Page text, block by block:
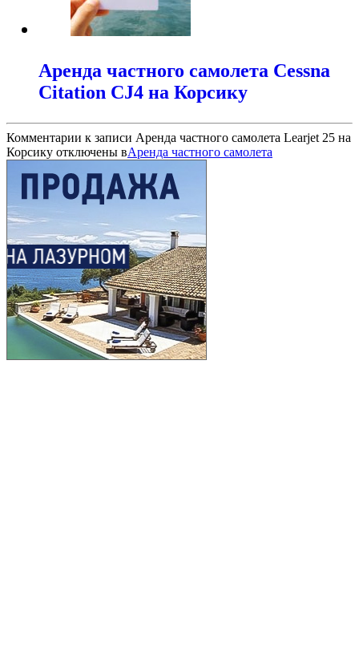
Аренда частного самолета Cessna
Citation CJ4 на Корсику
Комментарии к записи Аренда частного самолета Learjet 25 на
Корсику отключены вАренда частного самолета